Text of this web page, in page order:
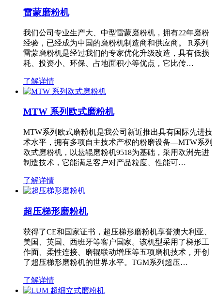
雷蒙磨粉机
我们公司专业生产大、中型雷蒙磨粉机，拥有22年磨粉
经验，已经成为中国的磨粉机制造商和供应商。 R系列
雷蒙磨粉机是经过我们的专家优化升级改造，具有低损
耗、投资小、环保、占地面积小等优点，它比传…
了解详情
MTW 系列欧式磨粉机
MTW系列欧式磨粉机是我公司新近推出具有国际先进技
术水平，拥有多项自主技术产权的粉磨设备—MTW系列
欧式磨粉机，以悬辊磨粉机9518为基础，采用欧洲先进
制造技术，它能满足客户对产品粒度、性能可…
了解详情
超压梯形磨粉机
获得了CE和国家证书，超压梯形磨粉机享誉澳大利亚、
美国、英国、西班牙等客户国家。该机型采用了梯形工
作面、柔性连接、磨辊联动增压等五项磨机技术，开创
了超压梯形磨粉机的世界水平。TGM系列超压…
了解详情